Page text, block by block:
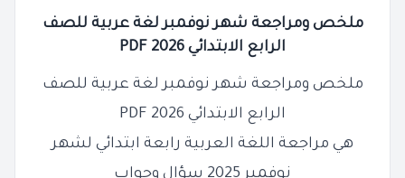
ملخص ومراجعة شهر نوفمبر لغة عربية للصف
الرابع الابتدائي 2026 PDF
ملخص ومراجعة شهر نوفمبر لغة عربية للصف
الرابع الابتدائي 2026 PDF
هي مراجعة اللغة العربية رابعة ابتدائي لشهر